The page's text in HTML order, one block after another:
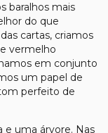
baralhos mais
do que
cartas, criamos
vermelho
em conjunto
um papel de
perfeito de
e uma árvore. Nas